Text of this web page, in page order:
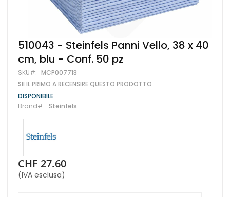
Vai
all'inizio
della
galleria
di
immagini
510043 - Steinfels Panni Vello, 38 x 40
cm, blu - Conf. 50 pz
SKU MCP007713
SII IL PRIMO A RECENSIRE QUESTO PRODOTTO
DISPONIBILE
Brand
Steinfels
CHF 27.60
(IVA esclusa)